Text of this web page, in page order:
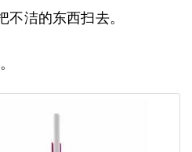
洁的东西扫去。